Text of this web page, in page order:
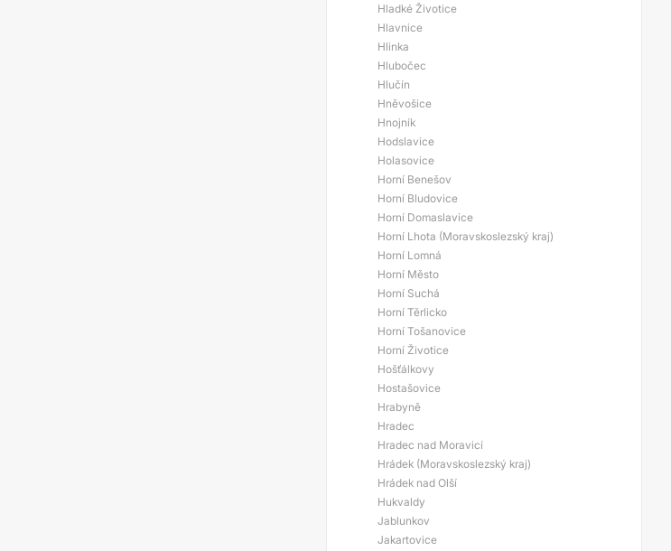
Hladké Životice
Hlavnice
Hlinka
Hlubočec
Hlučín
Hněvošice
Hnojník
Hodslavice
Holasovice
Horní Benešov
Horní Bludovice
Horní Domaslavice
Horní Lhota (Moravskoslezský kraj)
Horní Lomná
Horní Město
Horní Suchá
Horní Těrlicko
Horní Tošanovice
Horní Životice
Hošťálkovy
Hostašovice
Hrabyně
Hradec
Hradec nad Moravicí
Hrádek (Moravskoslezský kraj)
Hrádek nad Olší
Hukvaldy
Jablunkov
Jakartovice